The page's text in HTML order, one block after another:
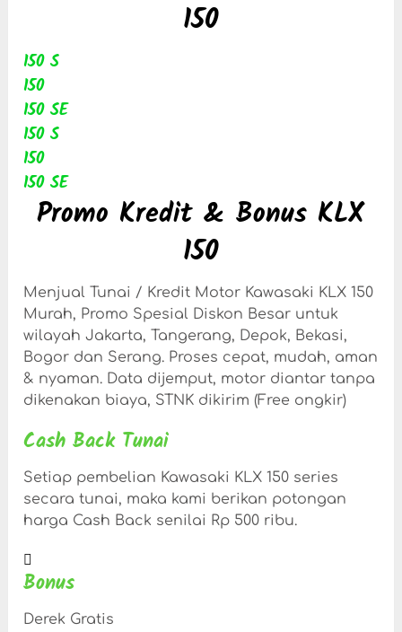
150
150 S
150
150 SE
150 S
150
150 SE
Promo Kredit & Bonus KLX
150
Menjual Tunai / Kredit Motor Kawasaki KLX 150
Murah, Promo Spesial Diskon Besar untuk
wilayah Jakarta, Tangerang, Depok, Bekasi,
Bogor dan Serang. Proses cepat, mudah, aman
& nyaman. Data dijemput, motor diantar tanpa
dikenakan biaya, STNK dikirim (Free ongkir)
Cash Back Tunai
Setiap pembelian Kawasaki KLX 150 series
secara tunai, maka kami berikan potongan
harga Cash Back senilai Rp 500 ribu.
Bonus
Derek Gratis